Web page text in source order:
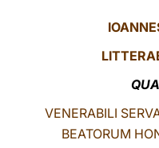
VENERABILI
BEATORUM